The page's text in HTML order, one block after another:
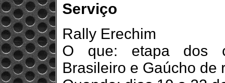
Serviço
Rally Erechim
O que: etapa dos
Brasileiro e Gaúcho de